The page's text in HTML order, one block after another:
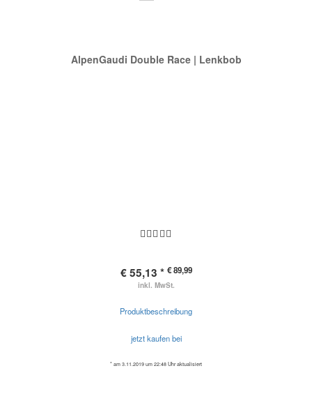
AlpenGaudi Double Race | Lenkbob
€ 55,13 * € 89,99
inkl. MwSt.
Produktbeschreibung
jetzt kaufen bei
* am 3.11.2019 um 22:48 Uhr aktualisiert